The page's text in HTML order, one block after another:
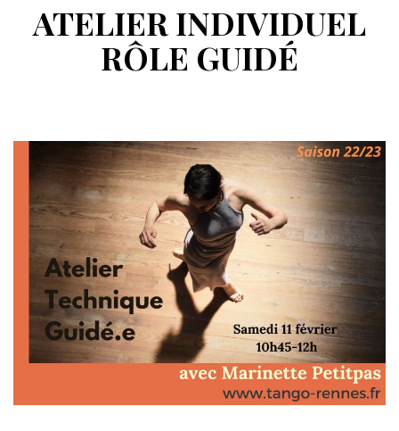
ATELIER INDIVIDUEL
RÔLE GUIDÉ